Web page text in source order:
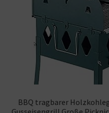
BBQ tragbarer